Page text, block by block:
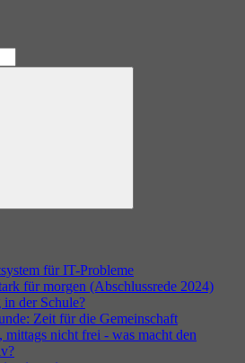
für IT-Probleme
für morgen (Abschlussrede 2024)
in der Schule?
Zeit für die Gemeinschaft
mittags nicht frei - was macht den